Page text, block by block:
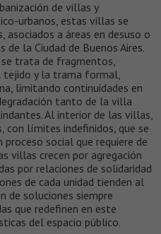
de villas y
urbanos, estas villas se
a áreas en desuso o
la Ciudad de Buenos Aires.
trata de fragmentos,
y la trama formal,
limitando continuidades en
tanto de la villa
Al interior de las villas,
con límites indefinidos, que se
proceso social que requiere de
villas crecen por agregación
por relaciones de solidaridad
de cada unidad tienden al
de soluciones siempre
que redefinen en este
del espacio público.